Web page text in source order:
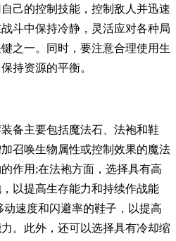
己的控制技能，控制敌人并迅速
斗中保持冷静，灵活应对各种局
之一。同时，要注意合理使用生
持资源的平衡。
备主要包括魔法石、法袍和鞋
召唤生物属性或控制效果的魔法
作用;在法袍方面，选择具有高
以提高生存能力和持续作战能
速度和闪避率的鞋子，以提高
。此外，还可以选择具有冷却缩